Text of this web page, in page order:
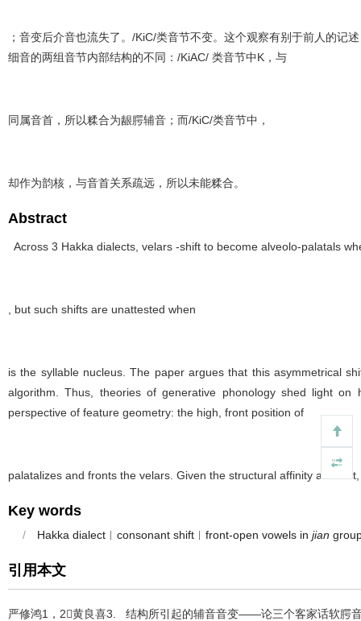
；音变后介音也流失了。/KiC/类音节不变。这个观察有别于前人的
细音的两组音节内部结构的不同：/KiAC/ 类音节中K，与
同属音首，所以糅合为龈腭辅音；而/KiC/类音节中，
却作为韵核，与音首关系疏远，所以未能糅合。
Abstract
Across 3 Hakka dialects, velars -shift to become alveolo-palatals
, but such shifts are unattested when
is the syllable nucleus. The paper argues that this asymmetrical
algorithm. Thus, theories of generative phonology shed light
perspective of feature geometry: the high, front position of
palatalizes and fronts the velars. Given the structural affinity
Key words
/ Hakka dialect︱consonant shift︱front-open vowels in jian
引用本文
严修鸿1，2黄良喜3. 结构所引起的辅音音变——论三个客家话软腭